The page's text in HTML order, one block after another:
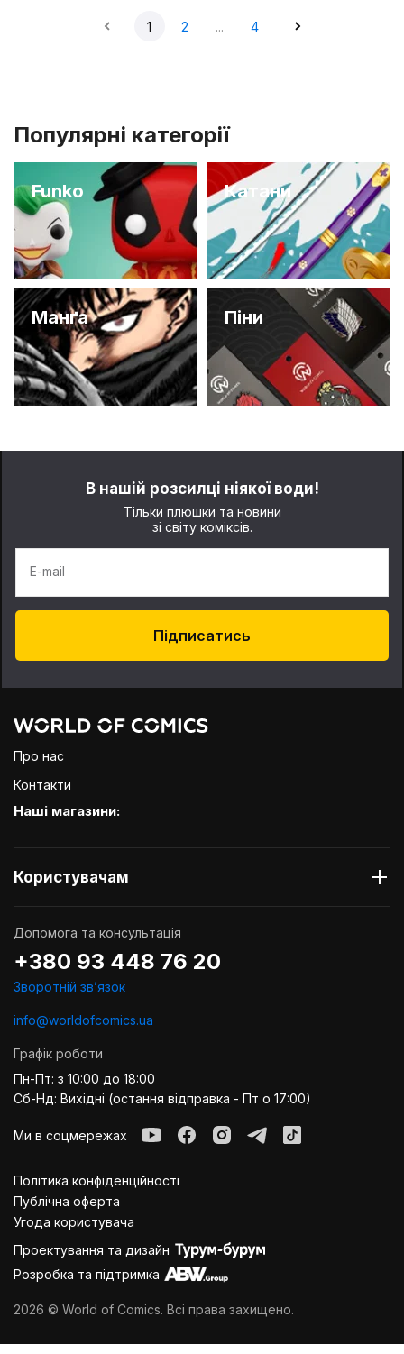
1 2 ... 4
Популярні категорії
Funko Катани
Манґа Піни
В нашій розсилці ніякої води!
Тільки плюшки та новини
зі світу коміксів.
E-mail
Підписатись
Про нас
Контакти
Наші магазини:
Користувачам
Допомога та консультація
+380 93 448 76 20
Зворотній звʼязок
info@worldofcomics.ua
Графік роботи
Пн-Пт: з 10:00 до 18:00
Сб-Нд: Вихідні (остання відправка - Пт о 17:00)
Ми в соцмережах
Політика конфіденційності
Публiчна оферта
Угода користувача
Проектування та дизайн
Розробка та підтримка
2026 © World of Comics. Всі права захищено.